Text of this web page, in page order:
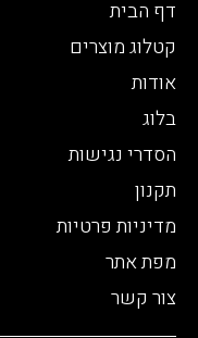
דף הבית
קטלוג מוצרים
אודות
בלוג
הסדרי נגישות
תקנון
מדיניות פרטיות
מפת אתר
צור קשר